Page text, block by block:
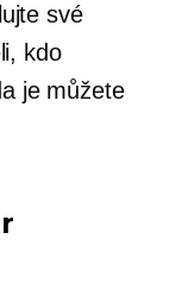
své
kdo
je můžete